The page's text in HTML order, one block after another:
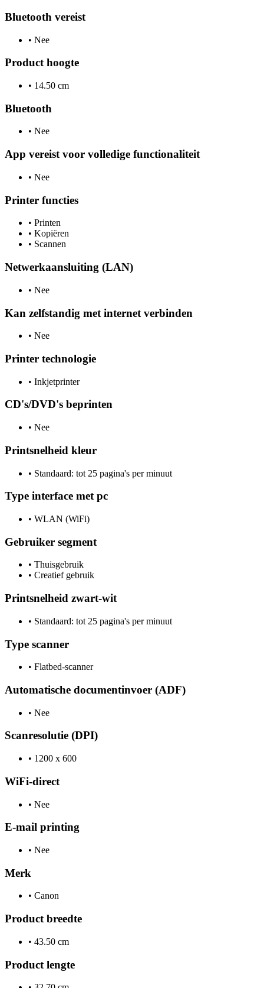
Bluetooth vereist
• Nee
Product hoogte
• 14.50 cm
Bluetooth
• Nee
App vereist voor volledige functionaliteit
• Nee
Printer functies
• Printen
• Kopiëren
• Scannen
Netwerkaansluiting (LAN)
• Nee
Kan zelfstandig met internet verbinden
• Nee
Printer technologie
• Inkjetprinter
CD's/DVD's beprinten
• Nee
Printsnelheid kleur
• Standaard: tot 25 pagina's per minuut
Type interface met pc
• WLAN (WiFi)
Gebruiker segment
• Thuisgebruik
• Creatief gebruik
Printsnelheid zwart-wit
• Standaard: tot 25 pagina's per minuut
Type scanner
• Flatbed-scanner
Automatische documentinvoer (ADF)
• Nee
Scanresolutie (DPI)
• 1200 x 600
WiFi-direct
• Nee
E-mail printing
• Nee
Merk
• Canon
Product breedte
• 43.50 cm
Product lengte